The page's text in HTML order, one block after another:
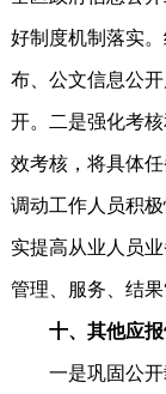
好制度机制落实
布、公文信息公
开。二是强化考
效考核，将具体
调动工作人员积
实提高从业人员
管理、服务、结果
十、其他应
一是巩固公开